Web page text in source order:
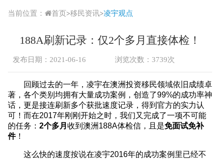
当前位置： 首页>移民资讯>凌宇观点
188A刷新记录：仅2个多月直接体检！
发布日期：2021-06-16 浏览次数：3739次
回顾过去的一年，凌宇在澳洲投资移民领域依旧成绩卓
著，各个类别均拥有大量成功案例，创造了99%的成功率神
话，更是接连刷新多个获批速度记录，得到官方的实力认
可！而在2017年刚刚开始之时，我们又完成了一项不可能
的任务： 2个多月 收到澳洲188A体检信，且是免面试免补
件！
这么快的速度按说在凌宇2016年的成功案例里已经不